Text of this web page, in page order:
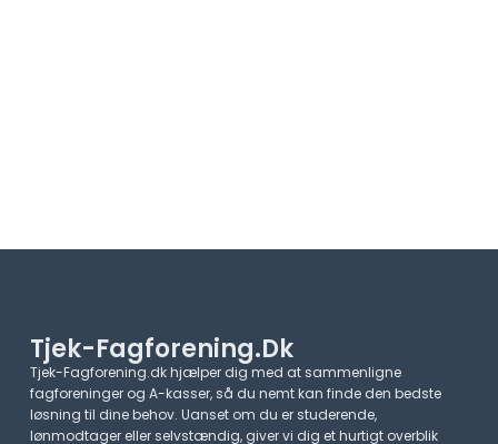
Tjek-Fagforening.dk
Tjek-Fagforening.dk hjælper dig med at sammenligne
fagforeninger og A-kasser, så du nemt kan finde den bedste
løsning til dine behov. Uanset om du er studerende,
lønmodtager eller selvstændig, giver vi dig et hurtigt overblik